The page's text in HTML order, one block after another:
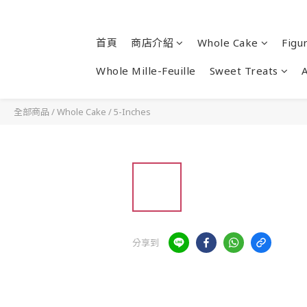
首頁 商店介紹 Whole Cake
Whole Mille-Feuille Sweet Treats
全部商品 /Whole Cake /5-Inches
分享到